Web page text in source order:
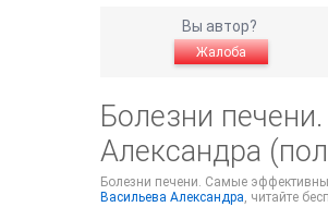
Вы автор?
Жалоба
Болезни
Александра
Болезни печени. Самые
Васильева Александра, читайте